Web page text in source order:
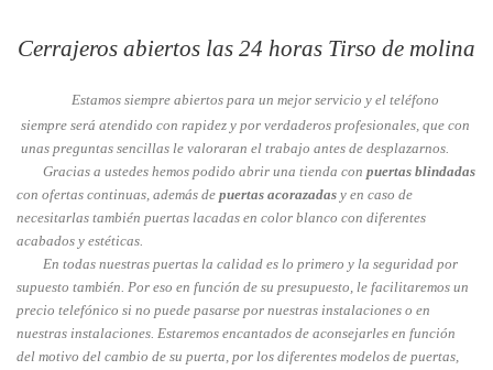
Cerrajeros abiertos las 24 horas Tirso de molina
Estamos siempre abiertos para un mejor servicio y el teléfono
siempre será atendido con rapidez y por verdaderos profesionales, que con
unas preguntas sencillas le valoraran el trabajo antes de desplazarnos.
Gracias a ustedes hemos podido abrir una tienda con puertas blindadas
con ofertas continuas, además de puertas acorazadas y en caso de
necesitarlas también puertas lacadas en color blanco con diferentes
acabados y estéticas.
En todas nuestras puertas la calidad es lo primero y la seguridad por
supuesto también. Por eso en función de su presupuesto, le facilitaremos un
precio telefónico si no puede pasarse por nuestras instalaciones o en
nuestras instalaciones. Estaremos encantados de aconsejarles en función
del motivo del cambio de su puerta, por los diferentes modelos de puertas,